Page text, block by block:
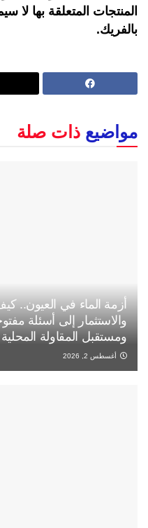
المنتجات المتعلقة بها لا
بالفريك.
مواضيع ذات صلة
أزمة الماء في العيون..
والاستثمار إلى أسئلة
ومستقبل المقاولة
أغسطس 2, 2026